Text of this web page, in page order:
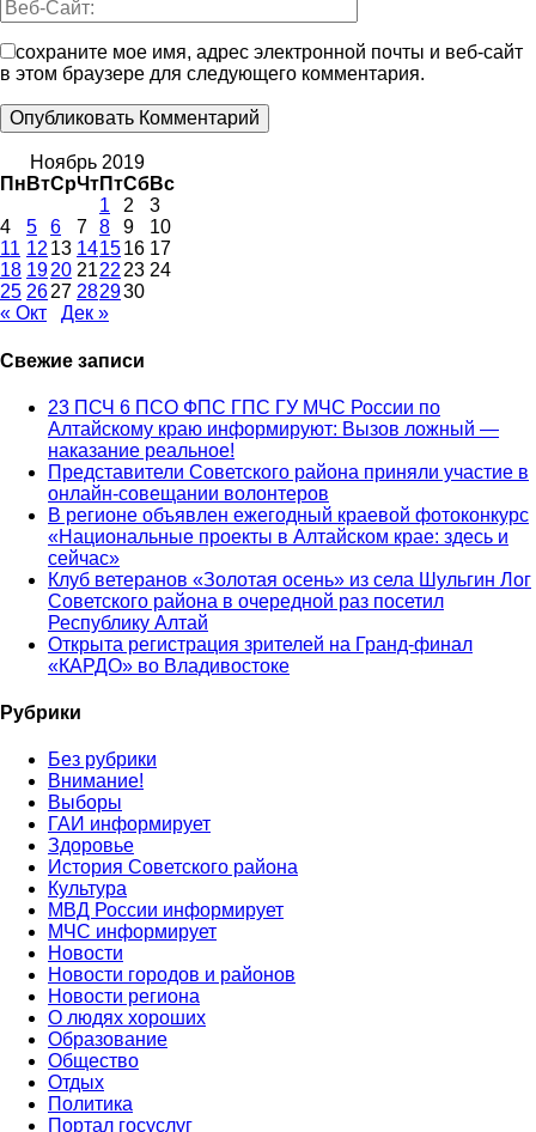
сохраните мое имя, адрес электронной почты и веб-сайт
в этом браузере для следующего комментария.
Ноябрь 2019
Пн ВтСрЧтПтСбВс
1
2
3
4
5 6 7 8 9
10
11 12 13 141516 17
18 1920 2122 23 24
25 2627 282930
« Окт
Дек »
Свежие записи
23 ПСЧ 6 ПСО ФПС ГПС ГУ МЧС России по
Алтайскому краю информируют: Вызов ложный —
наказание реальное!
Представители Советского района приняли участие в
онлайн-совещании волонтеров
В регионе объявлен ежегодный краевой фотоконкурс
«Национальные проекты в Алтайском крае: здесь и
сейчас»
Клуб ветеранов «Золотая осень» из села Шульгин Лог
Советского района в очередной раз посетил
Республику Алтай
Открыта регистрация зрителей на Гранд-финал
«КАРДО» во Владивостоке
Рубрики
Без рубрики
Внимание!
Выборы
ГАИ информирует
Здоровье
История Советского района
Культура
МВД России информирует
МЧС информирует
Новости
Новости городов и районов
Новости региона
О людях хороших
Образование
Общество
Отдых
Политика
Портал госуслуг